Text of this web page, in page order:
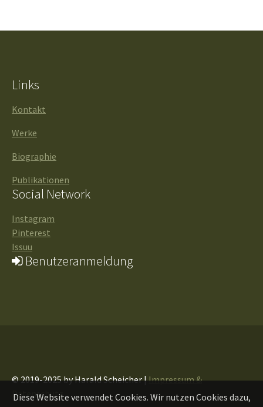
Diese Website verwendet Cookies. Wir nutzen Cookies dazu,
Links
Kontakt
Werke
Biographie
Publikationen
Social Network
Instagram
Pinterest
Issuu
Benutzeranmeldung
© 2019-2025 by Harald Scheicher |Impressum &
Datenschutz